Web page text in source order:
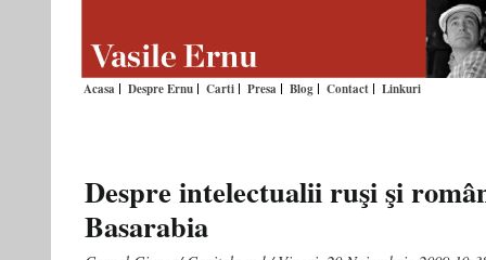
Acasa Despre Ernu Carti Presa Blog Contact Linkuri
Despre intelectualii ruşi şi
Basarabia